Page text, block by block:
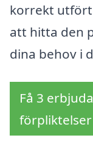
korrekt
att hitta den
dina behov i
Få 3
förpliktelser